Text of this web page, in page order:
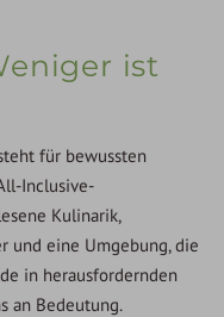
ist
für bewussten
Inclusive-
Kulinarik,
und eine Umgebung, die
in herausfordernden
an Bedeutung.